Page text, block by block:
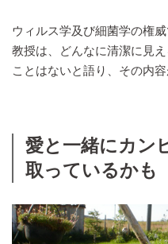
ウィルス学及び細菌学の権
教授は、どんなに清潔に見
ことはないと語り、その内
愛と一緒にカン
取っているかも